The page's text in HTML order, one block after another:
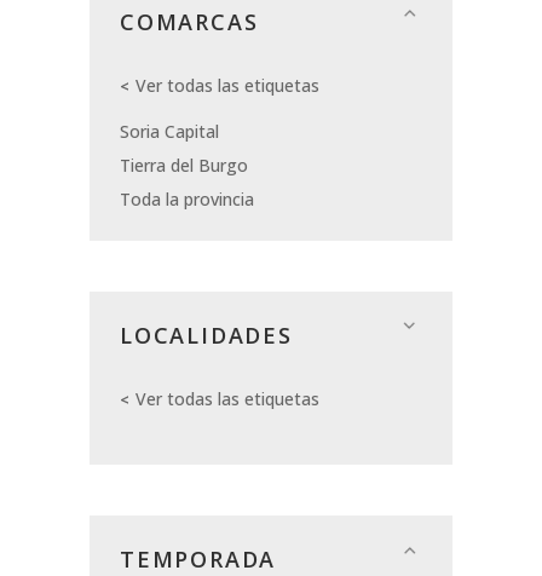
COMARCAS
Ver todas las etiquetas
Soria Capital
Tierra del Burgo
Toda la provincia
LOCALIDADES
Ver todas las etiquetas
TEMPORADA